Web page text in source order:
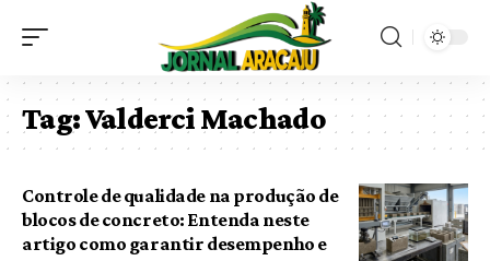
Tag:Valderci Machado
Controle de qualidade na produção de
blocos de concreto: Entenda neste
artigo como garantir desempenho e